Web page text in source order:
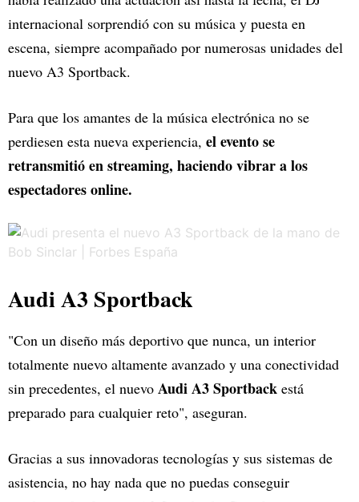
internacional sorprendió con su música y puesta en
escena, siempre acompañado por numerosas unidades del
nuevo A3 Sportback.
Para que los amantes de la música electrónica no se
perdiesen esta nueva experiencia, el evento se
retransmitió en streaming, haciendo vibrar a los
espectadores online.
Audi A3 Sportback
"Con un diseño más deportivo que nunca, un interior
totalmente nuevo altamente avanzado y una conectividad
sin precedentes, el nuevo Audi A3 Sportback está
preparado para cualquier reto", aseguran.
Gracias a sus innovadoras tecnologías y sus sistemas de
asistencia, no hay nada que no puedas conseguir